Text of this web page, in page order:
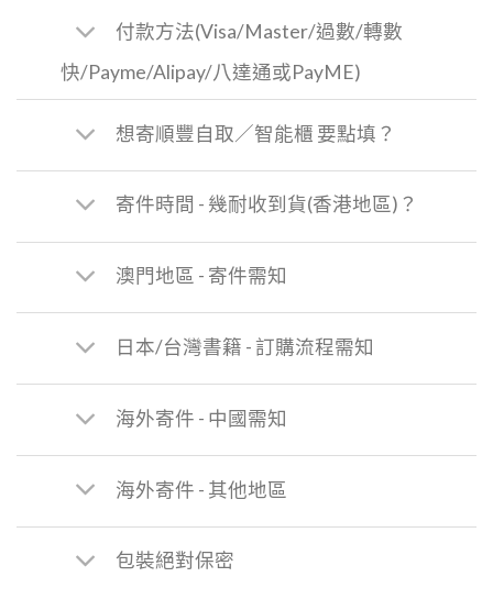
付款方法(Visa/Master/過數/轉數
快/Payme/Alipay/八達通或PayME)
想寄順豐自取／智能櫃 要點填？
寄件時間 - 幾耐收到貨(香港地區)？
澳門地區 - 寄件需知
日本/台灣書籍 - 訂購流程需知
海外寄件 - 中國需知
海外寄件 - 其他地區
包裝絕對保密